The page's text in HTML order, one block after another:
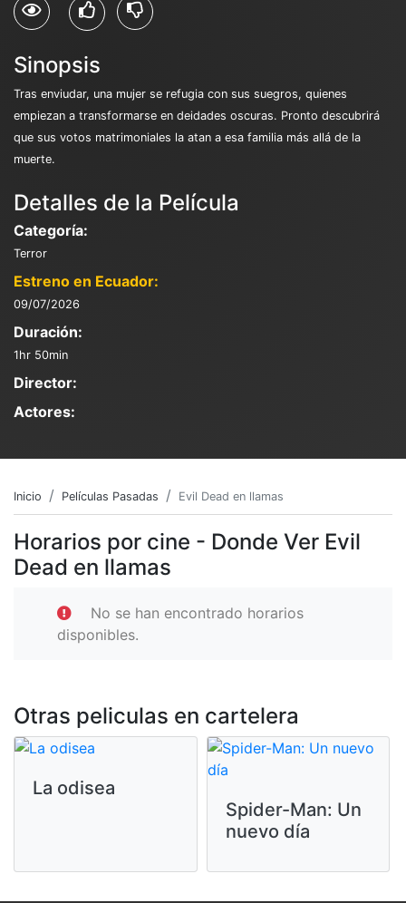
Sinopsis
Tras enviudar, una mujer se refugia con sus suegros, quienes
empiezan a transformarse en deidades oscuras. Pronto descubrirá
que sus votos matrimoniales la atan a esa familia más allá de la
muerte.
Detalles de la Película
Categoría:
Terror
Estreno en Ecuador:
09/07/2026
Duración:
1hr 50min
Director:
Actores:
Inicio Películas Pasadas Evil Dead en llamas
Horarios por cine - Donde Ver Evil
Dead en llamas
No se han encontrado horarios
disponibles.
Otras peliculas en cartelera
La odisea
Spider-Man: Un
nuevo día